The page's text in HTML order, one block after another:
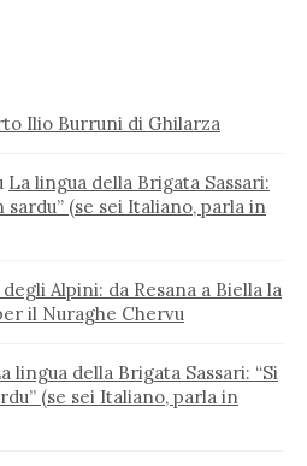
Ilio Burruni di Ghilarza
La lingua della Brigata Sassari:
sardu” (se sei Italiano, parla in
Alpini: da Resana a Biella la
il Nuraghe Chervu
lingua della Brigata Sassari: “Si
(se sei Italiano, parla in